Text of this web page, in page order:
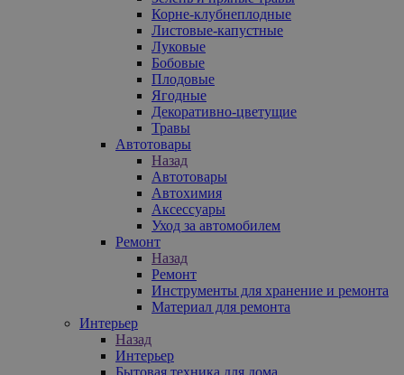
Корне-клубнеплодные
Листовые-капустные
Луковые
Бобовые
Плодовые
Ягодные
Декоративно-цветущие
Травы
Автотовары
Назад
Автотовары
Автохимия
Аксессуары
Уход за автомобилем
Ремонт
Назад
Ремонт
Инструменты для хранение и ремонта
Материал для ремонта
Интерьер
Назад
Интерьер
Бытовая техника для дома